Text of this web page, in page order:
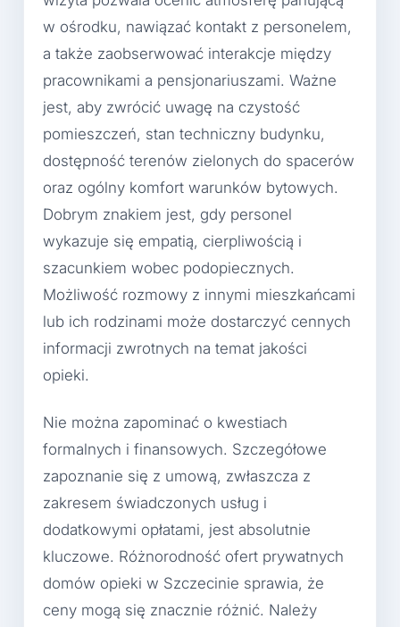
w ośrodku, nawiązać kontakt z personelem,
a także zaobserwować interakcje między
pracownikami a pensjonariuszami. Ważne
jest, aby zwrócić uwagę na czystość
pomieszczeń, stan techniczny budynku,
dostępność terenów zielonych do spacerów
oraz ogólny komfort warunków bytowych.
Dobrym znakiem jest, gdy personel
wykazuje się empatią, cierpliwością i
szacunkiem wobec podopiecznych.
Możliwość rozmowy z innymi mieszkańcami
lub ich rodzinami może dostarczyć cennych
informacji zwrotnych na temat jakości
opieki.
Nie można zapominać o kwestiach
formalnych i finansowych. Szczegółowe
zapoznanie się z umową, zwłaszcza z
zakresem świadczonych usług i
dodatkowymi opłatami, jest absolutnie
kluczowe. Różnorodność ofert prywatnych
domów opieki w Szczecinie sprawia, że
ceny mogą się znacznie różnić. Należy